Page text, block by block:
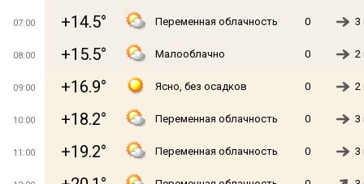
07:00 +14.5° Переменная облачность 0 3
08:00 +15.5° Малооблачно 0 2
09:00 +16.9° Ясно, без осадков 0 2
10:00 +18.2° Переменная облачность 0 3
11:00 +19.2° Переменная облачность 0 3